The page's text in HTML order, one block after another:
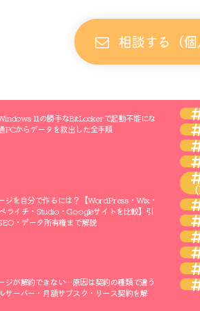
相談する（個
Windows 11の勝手なBitLockerで起動不能にな
PCからデータを救出した全手順
ジを自分で作るには？【WordPress・Wix・
ライチ・Studio・Googleサイトを比較】引
・データ所有権まで解説
ジが解約できない…原因は契約の種類で違う
サーバー・月額サブスク・リース契約を解